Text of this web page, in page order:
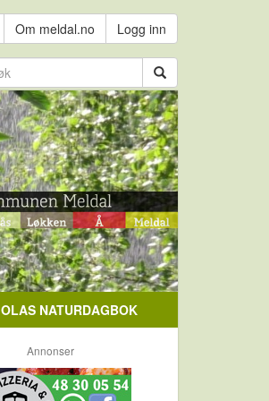
Om meldal.no Logg inn
OLAS NATURDAGBOK
Annonser